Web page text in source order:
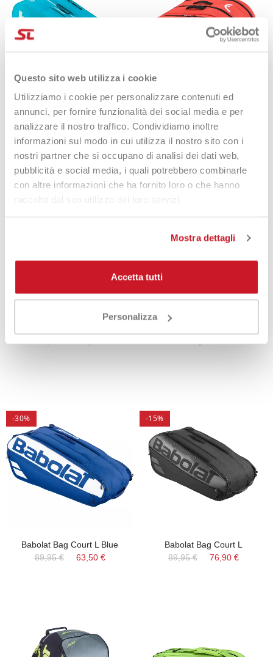
Questo sito web utilizza i cookie
Utilizziamo i cookie per personalizzare contenuti ed
annunci, per fornire funzionalità dei social media e per
analizzare il nostro traffico. Condividiamo inoltre
informazioni sul modo in cui utilizza il nostro sito con i
nostri partner che si occupano di analisi dei dati web,
pubblicità e social media, i quali potrebbero combinarle
con altre informazioni che ha fornito loro o che hanno
raccolto dal suo utilizzo dei loro servizi.
Mostra dettagli
Accetta tutti
Personalizza
Head Bag Tour L Blu
100,00 €
69,90 €
Head Bag Tour L FO
100,00 €
61,00 €
-30%
Babolat Bag Court L Blue
89,95 €
63,50 €
-15%
Babolat Bag Court L
89,95 €
76,90 €